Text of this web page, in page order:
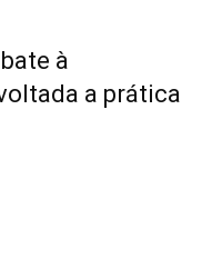
à
a prática